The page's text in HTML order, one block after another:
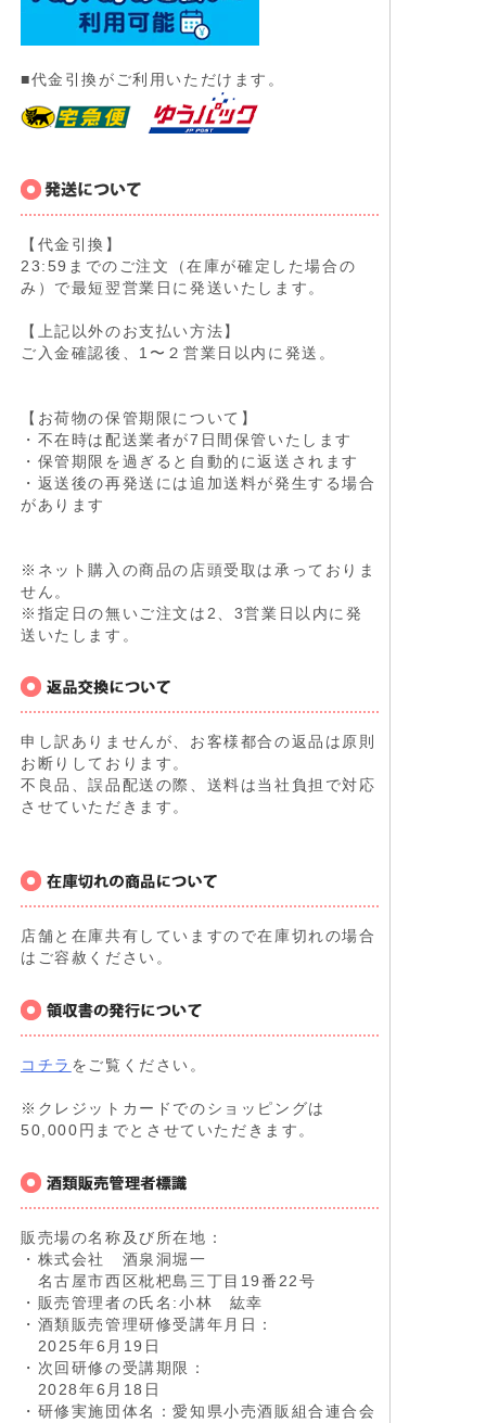
■代金引換がご利用いただけます。
【代金引換】
23:59までのご注文（在庫が確定した場合の
み）で最短翌営業日に発送いたします。
【上記以外のお支払い方法】
ご入金確認後、1〜２営業日以内に発送。
【お荷物の保管期限について】
・不在時は配送業者が7日間保管いたします
・保管期限を過ぎると自動的に返送されます
・返送後の再発送には追加送料が発生する場合
があります
※ネット購入の商品の店頭受取は承っておりま
せん。
※指定日の無いご注文は2、3営業日以内に発
送いたします。
申し訳ありませんが、お客様都合の返品は原則
お断りしております。
不良品、誤品配送の際、送料は当社負担で対応
させていただきます。
店舗と在庫共有していますので在庫切れの場合
はご容赦ください。
コチラ をご覧ください。
※クレジットカードでのショッピングは
50,000円までとさせていただきます。
販売場の名称及び所在地：
・株式会社 酒泉洞堀一
名古屋市西区枇杷島三丁目19番22号
・販売管理者の氏名:小林 紘幸
・酒類販売管理研修受講年月日：
2025年6月19日
・次回研修の受講期限：
2028年6月18日
・研修実施団体名：愛知県小売酒販組合連合会